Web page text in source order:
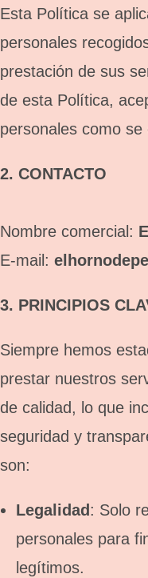
Esta Política se
personales
prestación de sus
de esta Política,
personales como
2. CONTACTO
Nombre comercial:
E-mail:
3. PRINCIPIOS
Siempre hemos
prestar nuestros
de calidad, lo que
seguridad y
son:
Legalidad : Solo
personales para
legítimos.